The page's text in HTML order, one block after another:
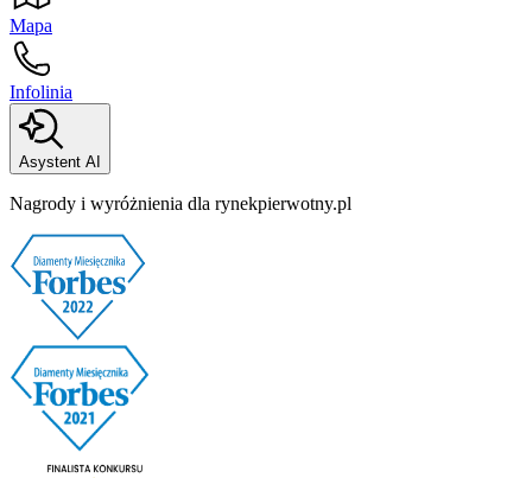
Mapa
Infolinia
Asystent AI
Nagrody i wyróżnienia dla rynekpierwotny.pl